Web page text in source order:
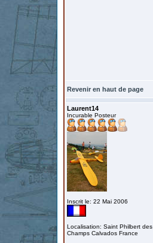
Revenir en haut de page
Laurent14
Incurable Posteur
Inscrit le: 22 Mai 2006
Localisation: Saint Philbert des
Champs Calvados France